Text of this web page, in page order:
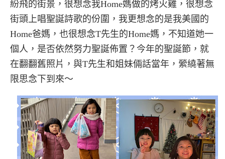
紛飛的街景，很想念我Home媽做的烤火雞，很想念
街頭上唱聖誕詩歌的份圍，我更想念的是我美國的
Home爸媽，也很想念T先生的Home媽，不知道她一
個人，是否依然努力聖誕佈置？今年的聖誕節，就
在翻翻舊照片，與T先生和姐妹倆話當年，縈繞著無
限思念下到來～